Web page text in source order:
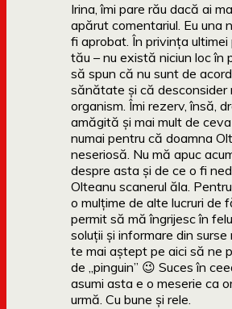
Irina, îmi pare rău dacă ai
apărut comentariul. Eu una
fi aprobat. În privința
tău – nu există niciun loc în
să spun că nu sunt de
sănătate și că desconsider
organism. Îmi rezerv, însă,
amăgită și mai mult de
numai pentru că doamna
neseriosă. Nu mă apuc
despre asta și de ce o fi
Olteanu scanerul ăla.
o mulțime de alte lucruri de
permit să mă îngrijesc în
soluții și informare din
te mai aștept pe aici să ne
de „pinguin” 😉 Suces în
asumi asta e o meserie ca
urmă. Cu bune și rele.